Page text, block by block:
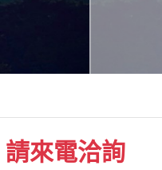
請來電洽詢